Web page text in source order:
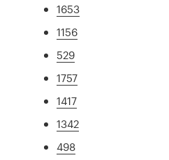
1653
1156
529
1757
1417
1342
498